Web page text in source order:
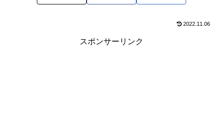
2022.11.06
スポンサーリンク